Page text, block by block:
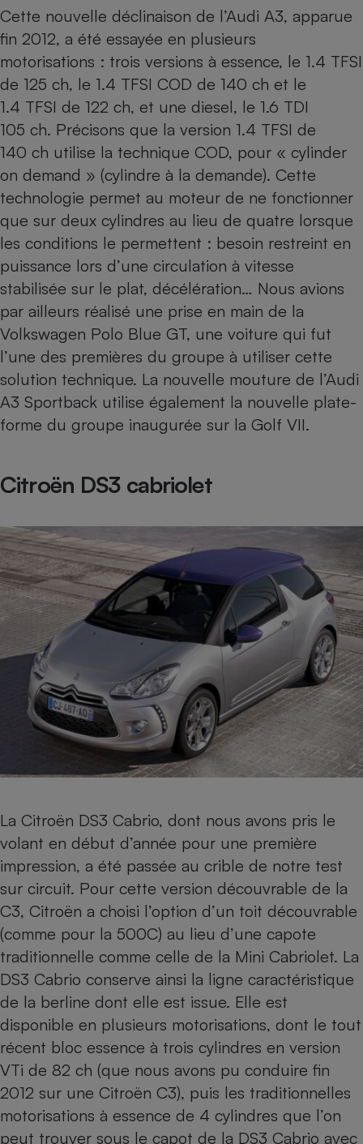
Cette nouvelle déclinaison de l’Audi A3, apparue
fin 2012, a été essayée en plusieurs
motorisations : trois versions à essence, le 1.4 TFSI
de 125 ch, le 1.4 TFSI COD de 140 ch et le
1.4 TFSI de 122 ch, et une diesel, le 1.6 TDI
105 ch. Précisons que la version 1.4 TFSI de
140 ch utilise la technique COD, pour « cylinder
on demand » (cylindre à la demande). Cette
technologie permet au moteur de ne fonctionner
que sur deux cylindres au lieu de quatre lorsque
les conditions le permettent : besoin restreint en
puissance lors d’une circulation à vitesse
stabilisée sur le plat, décélération… Nous avions
par ailleurs réalisé une prise en main de la
Volkswagen Polo Blue GT, une voiture qui fut
l’une des premières du groupe à utiliser cette
solution technique. La nouvelle mouture de l’Audi
A3 Sportback utilise également la nouvelle plate-
forme du groupe inaugurée sur la Golf VII.
Citroën DS3 cabriolet
La Citroën DS3 Cabrio, dont nous avons pris le
volant en début d’année pour une première
impression, a été passée au crible de notre test
sur circuit. Pour cette version découvrable de la
C3, Citroën a choisi l’option d’un toit découvrable
(comme pour la 500C) au lieu d’une capote
traditionnelle comme celle de la Mini Cabriolet. La
DS3 Cabrio conserve ainsi la ligne caractéristique
de la berline dont elle est issue. Elle est
disponible en plusieurs motorisations, dont le tout
récent bloc essence à trois cylindres en version
VTi de 82 ch (que nous avons pu conduire fin
2012 sur une Citroën C3), puis les traditionnelles
motorisations à essence de 4 cylindres que l’on
peut trouver sous le capot de la DS3 Cabrio avec